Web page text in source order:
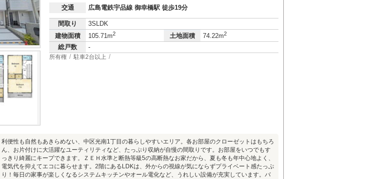
交通 広島電鉄宇品線 御幸橋駅 徒歩19分
間取り
3SLDK
建物面積
105.71m2 土地面積 74.22m2
総戸数 -
所有権 駐車2台以上
利便性も自然もあきらめない、中区光南1丁目の暮らしやすいエリア。各お部屋のクローゼットはもちろ
ん、お片付けに大活躍なユーティリティなど、たっぷり収納が自慢の間取りです。お部屋をいつでもす
っきり綺麗にキープできます。ＺＥＨ水準と断熱等級5の高断熱なお家だから、夏も冬も年中心地よく、
電気代を抑えてエコに暮らせます。2階にあるLDKは、外からの視線が気にならずプライベート感たっぷ
り！毎日の家事が楽しくなるシステムキッチンやオール電化など、うれしい設備が充実しています。バ